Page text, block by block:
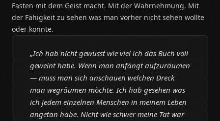
Fasten mit dem Geist macht. Mit der Wahrnehmung. Mit
der Fähigkeit zu sehen was man vorher nicht sehen wollte
oder konnte.
„Ich hab nicht gewusst wie viel ich das Buch voll
geweint habe. Wenn man anfängt aufzuräumen
— muss man sich anschauen welchen Dreck
man wegräumen möchte. Ich hab gesehen was
ich jedem einzelnen Menschen in meinem Leben
angetan habe. Nicht wie schwer meine Tat war